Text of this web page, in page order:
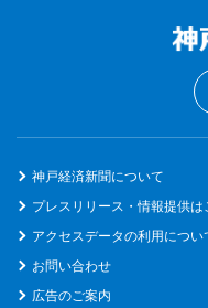
神戸経済新聞について
プレスリリース・情報提供は
アクセスデータの利用につい
お問い合わせ
広告のご案内